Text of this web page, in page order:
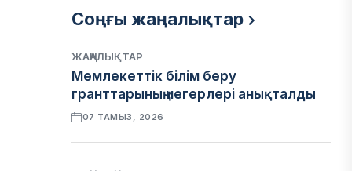
Соңғы жаңалықтар
ЖАҢАЛЫҚТАР
Мемлекеттік білім беру
гранттарының иегерлері анықталды
07 ТАМЫЗ, 2026